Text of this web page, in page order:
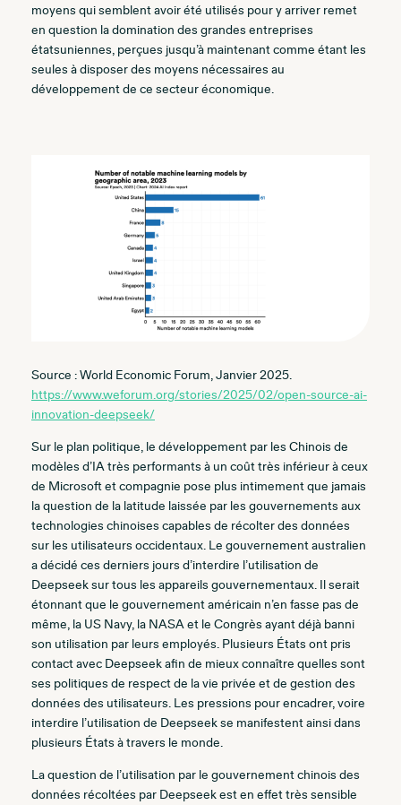
moyens qui semblent avoir été utilisés pour y arriver remet
en question la domination des grandes entreprises
étatsuniennes, perçues jusqu’à maintenant comme étant les
seules à disposer des moyens nécessaires au
développement de ce secteur économique.
Source : World Economic Forum, Janvier 2025.
https://www.weforum.org/stories/2025/02/open-source-ai-
innovation-deepseek/
Sur le plan politique, le développement par les Chinois de
modèles d’IA très performants à un coût très inférieur à ceux
de Microsoft et compagnie pose plus intimement que jamais
la question de la latitude laissée par les gouvernements aux
technologies chinoises capables de récolter des données
sur les utilisateurs occidentaux. Le gouvernement australien
a décidé ces derniers jours d’interdire l’utilisation de
Deepseek sur tous les appareils gouvernementaux. Il serait
étonnant que le gouvernement américain n’en fasse pas de
même, la US Navy, la NASA et le Congrès ayant déjà banni
son utilisation par leurs employés. Plusieurs États ont pris
contact avec Deepseek afin de mieux connaître quelles sont
ses politiques de respect de la vie privée et de gestion des
données des utilisateurs. Les pressions pour encadrer, voire
interdire l’utilisation de Deepseek se manifestent ainsi dans
plusieurs États à travers le monde.
La question de l’utilisation par le gouvernement chinois des
données récoltées par Deepseek est en effet très sensible